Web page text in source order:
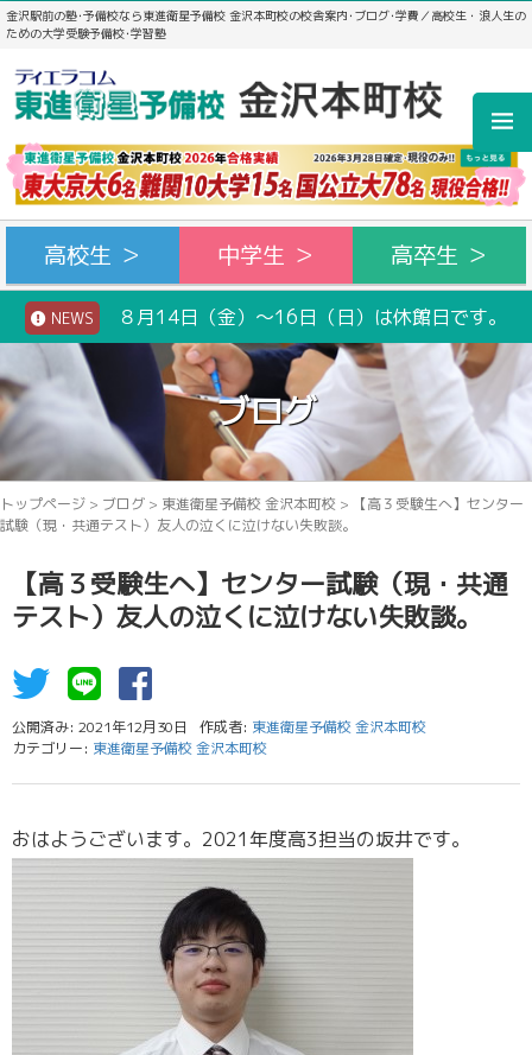
金沢駅前の塾･予備校なら東進衛星予備校 金沢本町校の校舎案内･ブログ･学費／高校生・浪人生の
ための大学受験予備校･学習塾
高校生 ＞ 中学生 ＞ 高卒生 ＞
NEWS ８月14日（金）～16日（日）は休館日です。
ブログ
トップページ > ブログ > 東進衛星予備校 金沢本町校 >
【高３受験生へ】センター
試験（現・共通テスト）友人の泣くに泣けない失敗談。
【高３受験生へ】センター試験（現・共通
テスト）友人の泣くに泣けない失敗談。
公開済み: 2021年12月30日 作成者: 東進衛星予備校 金沢本町校
カテゴリー: 東進衛星予備校 金沢本町校
おはようございます。2021年度高3担当の坂井です。